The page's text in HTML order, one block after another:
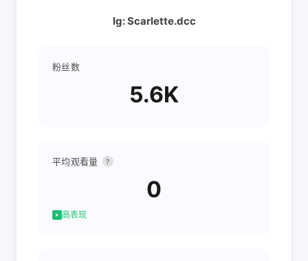
Ig: Scarlette.dcc
粉丝数
5.6K
平均观看量 ?
0
高表现